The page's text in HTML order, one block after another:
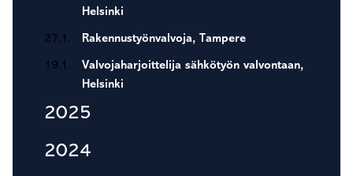
Helsinki
27.1. Rakennustyönvalvoja, Tampere
19.1.
Valvojaharjoittelija sähkötyön valvontaan,
Helsinki
2025
2024